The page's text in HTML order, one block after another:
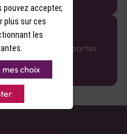
écoute
sur-mesure et repartez
pouvez accepter,
plus sur ces
les
choix